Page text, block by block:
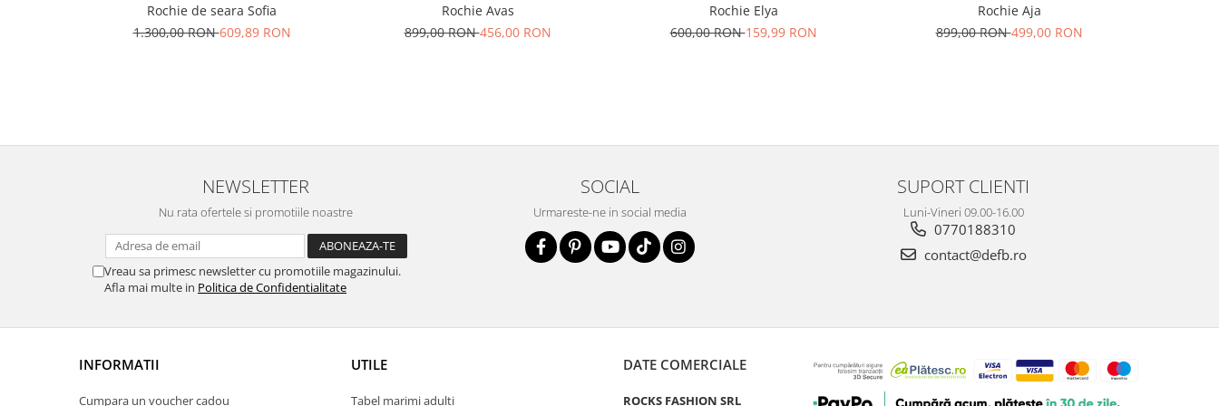
Rochie de seara Sofia
1.300,00 RON609,89 RON
Rochie Avas
899,00 RON456,00 RON
Rochie Elya
600,00 RON159,99 RON
Rochie Aja
899,00 RON499,00 RON
NEWSLETTER
Nu rata ofertele si promotiile noastre
Vreau sa primesc newsletter cu promotiile magazinului.
Afla mai multe in Politica de Confidentialitate
SOCIAL
Urmareste-ne in social media
SUPORT CLIENTI
Luni-Vineri 09.00-16.00
0770188310
contact@defb.ro
INFORMATII
Cumpara un voucher cadou
UTILE
Tabel marimi adulti
DATE COMERCIALE
ROCKS FASHION SRL